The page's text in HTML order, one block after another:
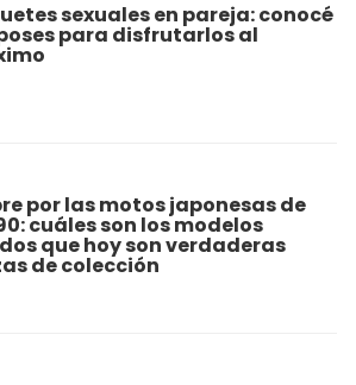
sexuales en pareja: conocé
para disfrutarlos al
por las motos japonesas de
cuáles son los modelos
que hoy son verdaderas
de colección